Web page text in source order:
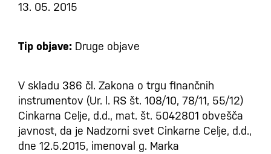
13. 05. 2015
Tip objave: Druge objave
V skladu 386 čl. Zakona o trgu finančnih
instrumentov (Ur. l. RS št. 108/10, 78/11, 55/12)
Cinkarna Celje, d.d., mat. št. 5042801 obvešča
javnost, da je Nadzorni svet Cinkarne Celje, d.d.,
dne 12.5.2015, imenoval g. Marka